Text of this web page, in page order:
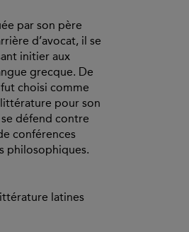
par son père
d’avocat, il se
initier aux
grecque. De
choisi comme
pour son
se défend contre
conférences
philosophiques.
latines